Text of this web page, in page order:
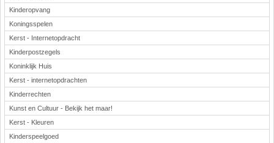
Kinderopvang
Koningsspelen
Kerst - Internetopdracht
Kinderpostzegels
Koninklijk Huis
Kerst - internetopdrachten
Kinderrechten
Kunst en Cultuur - Bekijk het maar!
Kerst - Kleuren
Kinderspeelgoed